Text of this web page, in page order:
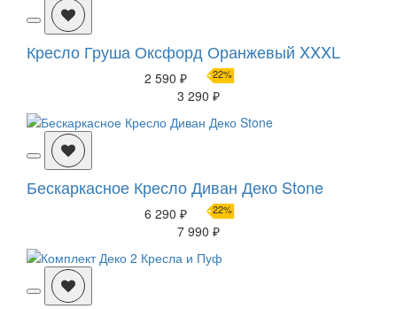
Кресло Груша Оксфорд Оранжевый XXXL
2 590 ₽ 22%
3 290 ₽
Бескаркасное Кресло Диван Деко Stone
6 290 ₽ 22%
7 990 ₽